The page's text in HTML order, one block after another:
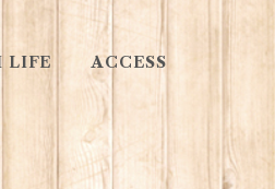
LIFE ACCESS